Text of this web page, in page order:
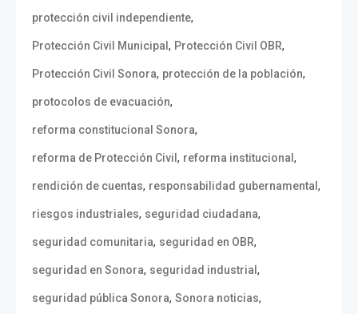
protección civil independiente,
Protección Civil Municipal , Protección Civil OBR,
Protección Civil Sonora, protección de la población,
protocolos de evacuación,
reforma constitucional Sonora,
reforma de Protección Civil , reforma institucional ,
rendición de cuentas, responsabilidad gubernamental ,
riesgos industriales, seguridad ciudadana,
seguridad comunitaria, seguridad en OBR,
seguridad en Sonora, seguridad industrial ,
seguridad pública Sonora, Sonora noticias,